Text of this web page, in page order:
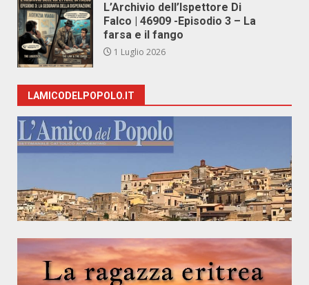
L’Archivio dell’Ispettore Di
Falco | 46909 -Episodio 3 – La
farsa e il fango
1 Luglio 2026
LAMICODELPOPOLO.IT